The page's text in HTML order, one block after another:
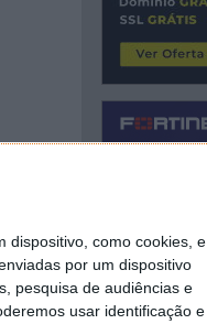
dispositivo, como cookies, e
por um dispositivo
pesquisa de audiências e
usar identificação e